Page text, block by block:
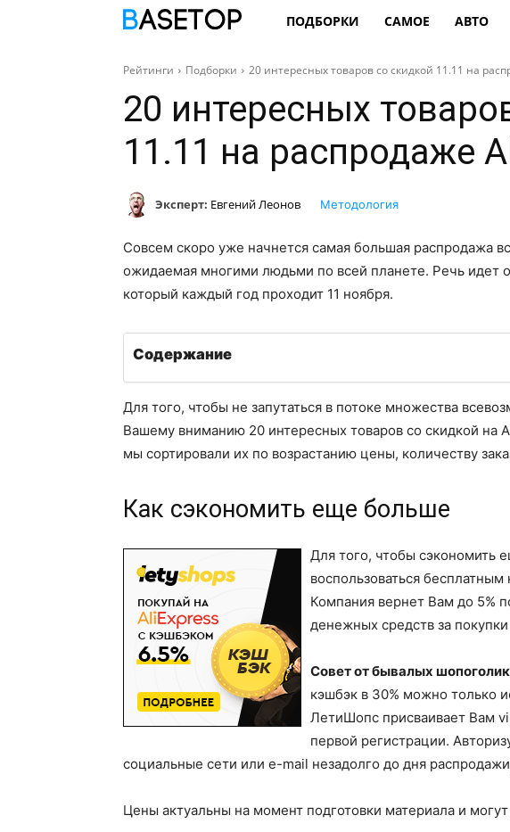
ПОДБОРКИ САМОЕ АВТО
Рейтинги Подборки 20 интересных товаров со скидкой 11.11 на
20 интересных
11.11 на распродаже
Эксперт: Евгений Леонов Методология
Совсем скоро уже начнется самая большая распродажа
ожидаемая многими людьми по всей планете. Речь идет
который каждый год проходит 11 ноября.
Содержание
Для того, чтобы не запутаться в потоке множества
Вашему вниманию 20 интересных товаров со скидкой на
мы сортировали их по возрастанию цены, количеству
Как сэкономить еще больше
Для того, чтобы
воспользоваться
Компания вернет Вам до 5%
денежных средств за
Совет от бывалых
кэшбэк в 30% можно только
ЛетиШопс присваивает Вам
первой регистрации.
социальные сети или e-mail незадолго до дня
Цены актуальны на момент подготовки материала и